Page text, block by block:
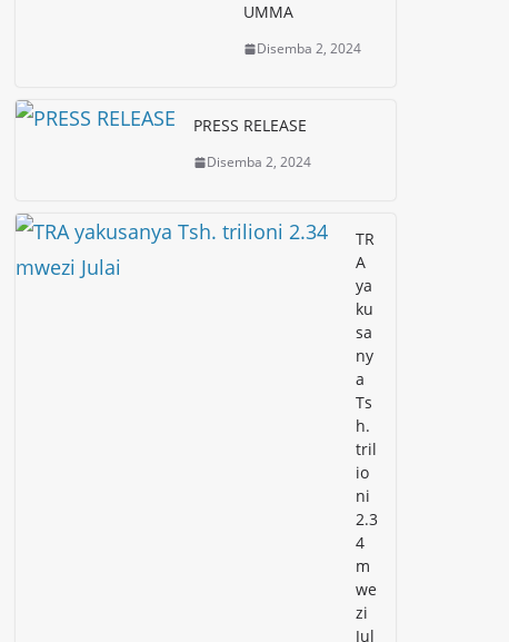
UMMA
Disemba 2, 2024
PRESS RELEASE
Disemba 2, 2024
TR
A
ya
ku
sa
ny
a
Ts
h.
tril
io
ni
2.3
4
m
we
zi
Jul